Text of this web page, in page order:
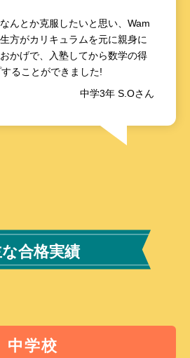
んとか克服したいと思い、Wam
方がカリキュラムを元に親身に
かげで、入塾してから数学の得
ることができました!
中学3年 S.Oさん
合格実績
中学校